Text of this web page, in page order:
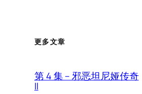
更多文章
第 4 集 – 邪恶坦尼娅传奇
II